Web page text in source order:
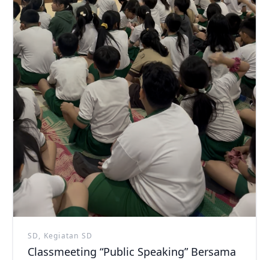
SD, Kegiatan SD
Classmeeting “Public Speaking” Bersama